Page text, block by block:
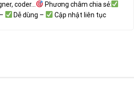
coder...
Phương châm chia sẻ:
Dễ dùng – Cập nhật liên tục